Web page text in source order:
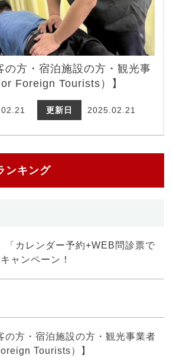
の方・宿泊施設の方・観光事
Foreign Tourists）】
更新日 2025.02.21
ンキング
「カレンダー予約+WEB問診票で
ャンペーン！
の方・宿泊施設の方・観光事業者
Tourists）】